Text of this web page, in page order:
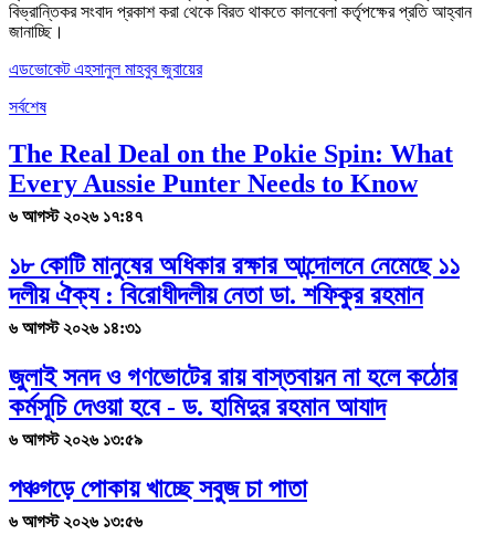
বিভ্রান্তিকর সংবাদ প্রকাশ করা থেকে বিরত থাকতে কালবেলা কর্তৃপক্ষের প্রতি আহ্বান
জানাচ্ছি।
এডভোকেট এহসানুল মাহবুব জুবায়ের
সর্বশেষ
The Real Deal on the Pokie Spin: What
Every Aussie Punter Needs to Know
৬ আগস্ট ২০২৬ ১৭:৪৭
১৮ কোটি মানুষের অধিকার রক্ষার আন্দোলনে নেমেছে ১১
দলীয় ঐক্য : বিরোধীদলীয় নেতা ডা. শফিকুর রহমান
৬ আগস্ট ২০২৬ ১৪:৩১
জুলাই সনদ ও গণভোটের রায় বাস্তবায়ন না হলে কঠোর
কর্মসূচি দেওয়া হবে - ড. হামিদুর রহমান আযাদ
৬ আগস্ট ২০২৬ ১৩:৫৯
পঞ্চগড়ে পোকায় খাচ্ছে সবুজ চা পাতা
৬ আগস্ট ২০২৬ ১৩:৫৬